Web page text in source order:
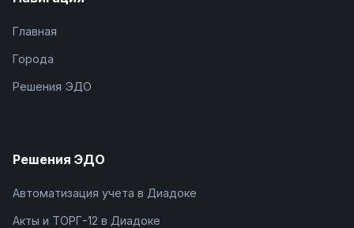
Главная
Города
Решения ЭДО
Решения ЭДО
Автоматизация учета в Диадоке
Акты и ТОРГ-12 в Диадоке